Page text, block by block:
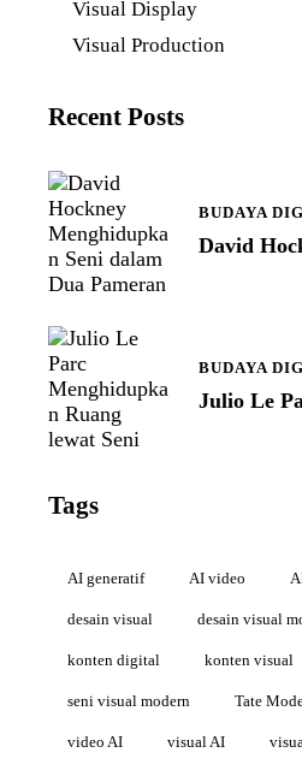
Visual Display
Visual Production
Recent Posts
BUDAYA
David
BUDAYA
Julio Le
Tags
AI generatif AI video
desain visual desain visual
konten digital konten visual
seni visual modern Tate
video AI visual AI